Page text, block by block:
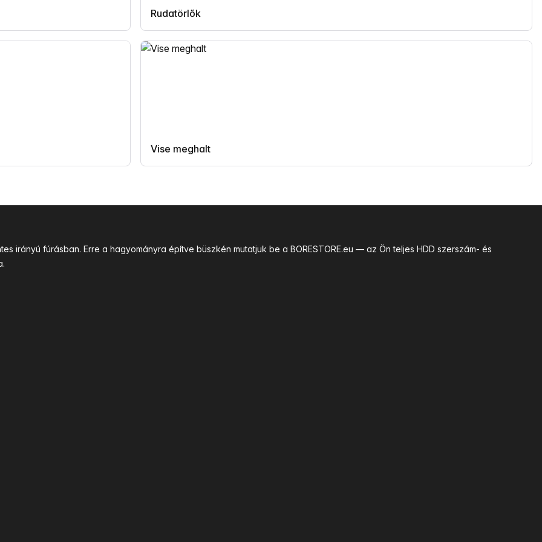
Rudatörlők
Vise meghalt
irányú fúrásban. Erre a hagyományra építve büszkén mutatjuk be a BORESTORE.eu — az Ön teljes HDD szerszám- és